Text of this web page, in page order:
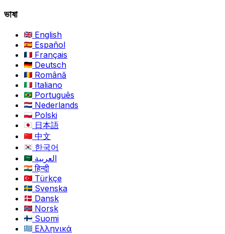
ভাষা
English
Español
Français
Deutsch
Română
Italiano
Português
Nederlands
Polski
日本語
中文
한국어
العربية
हिन्दी
Türkçe
Svenska
Dansk
Norsk
Suomi
Ελληνικά